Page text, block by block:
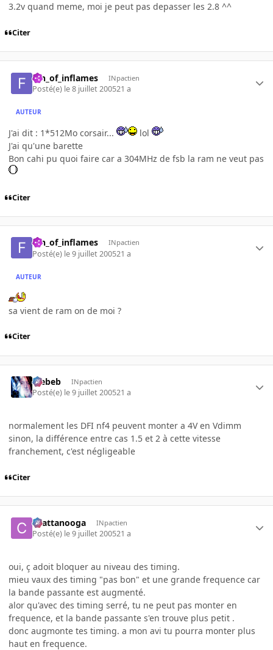
3.2v quand meme, moi je peut pas depasser les 2.8 ^^
Citer
fan_of_inflames INpactien
Posté(e) le 8 juillet 200521 a
AUTEUR
J'ai dit : 1*512Mo corsair...
lol
J'ai qu'une barette
Bon cahi pu quoi faire car a 304MHz de fsb la ram ne veut pas
Citer
fan_of_inflames INpactien
Posté(e) le 9 juillet 200521 a
AUTEUR
sa vient de ram on de moi ?
Citer
Trebeb INpactien
Posté(e) le 9 juillet 200521 a
normalement les DFI nf4 peuvent monter a 4V en Vdimm
sinon, la différence entre cas 1.5 et 2 à cette vitesse
franchement, c'est négligeable
Citer
chattanooga INpactien
Posté(e) le 9 juillet 200521 a
oui, ç adoit bloquer au niveau des timing.
mieu vaux des timing "pas bon" et une grande frequence car
la bande passante est augmenté.
alor qu'avec des timing serré, tu ne peut pas monter en
frequence, et la bande passante s'en trouve plus petit .
donc augmonte tes timing. a mon avi tu pourra monter plus
haut en frequence.